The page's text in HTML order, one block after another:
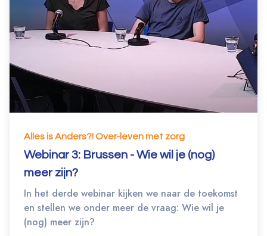
Alles is Anders?! Over-leven met zorg
Webinar 3: Brussen - Wie wil je (nog)
meer zijn?
In het derde webinar kijken we naar de toekomst
en stellen we onder meer de vraag: Wie wil je
(nog) meer zijn?